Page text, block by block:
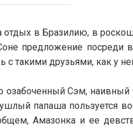
в Бразилию, в
предложение посреди
такими друзьями, как у
Сэм, наивный
папаша пользуется
Амазонка и ее